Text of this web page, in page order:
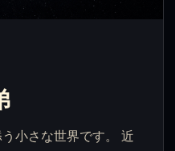
小さな世界です。 近